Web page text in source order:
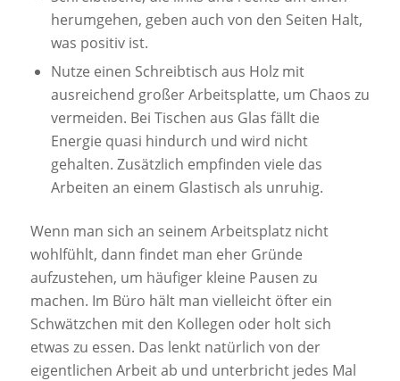
herumgehen, geben auch von den Seiten Halt,
was positiv ist.
Nutze einen Schreibtisch aus Holz mit
ausreichend großer Arbeitsplatte, um Chaos zu
vermeiden. Bei Tischen aus Glas fällt die
Energie quasi hindurch und wird nicht
gehalten. Zusätzlich empfinden viele das
Arbeiten an einem Glastisch als unruhig.
Wenn man sich an seinem Arbeitsplatz nicht
wohlfühlt, dann findet man eher Gründe
aufzustehen, um häufiger kleine Pausen zu
machen. Im Büro hält man vielleicht öfter ein
Schwätzchen mit den Kollegen oder holt sich
etwas zu essen. Das lenkt natürlich von der
eigentlichen Arbeit ab und unterbricht jedes Mal